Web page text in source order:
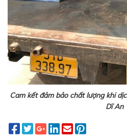
Cam kết đảm bảo chất lượng khi
Dĩ An